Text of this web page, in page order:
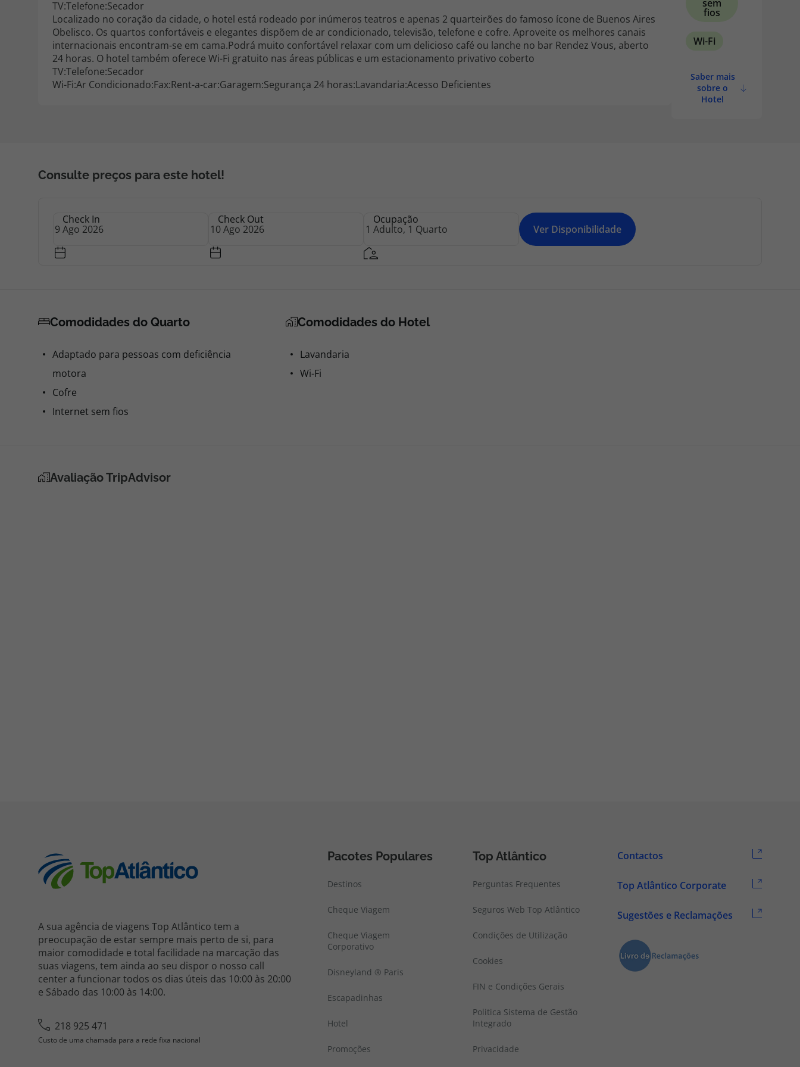
TV:Telefone:Secador
Localizado no coração da cidade, o hotel está rodeado por inúmeros teatros e apenas 2 quarteirões do famoso ícone de Buenos Aires
Obelisco. Os quartos confortáveis e elegantes dispõem de ar condicionado, televisão, telefone e cofre. Aproveite os melhores canais
internacionais encontram-se em cama.Podrá muito confortável relaxar com um delicioso café ou lanche no bar Rendez Vous, aberto
24 horas. O hotel também oferece Wi-Fi gratuito nas áreas públicas e um estacionamento privativo coberto
TV:Telefone:Secador
Wi-Fi:Ar Condicionado:Fax:Rent-a-car:Garagem:Segurança 24 horas:Lavandaria:Acesso Deficientes
sem
fios
Wi-Fi
Saber mais
sobre o
Hotel
Consulte preços para este hotel!
Check In Check Out Ocupação
Ver Disponibilidade
Comodidades do Quarto
Adaptado para pessoas com deficiência
motora
Cofre
Internet sem fios
Comodidades do Hotel
Lavandaria
Wi-Fi
Avaliação TripAdvisor
A sua agência de viagens Top Atlântico tem a
preocupação de estar sempre mais perto de si, para
maior comodidade e total facilidade na marcação das
suas viagens, tem ainda ao seu dispor o nosso call
center a funcionar todos os dias úteis das 10:00 às 20:00
e Sábado das 10:00 às 14:00.
218 925 471
Custo de uma chamada para a rede fixa nacional
Pacotes Populares
Destinos
Cheque Viagem
Cheque Viagem
Corporativo
Disneyland ® Paris
Escapadinhas
Hotel
Promoções
Top Atlântico
Perguntas Frequentes
Seguros Web Top Atlântico
Condições de Utilização
Cookies
FIN e Condições Gerais
Politica Sistema de Gestão
Integrado
Privacidade
Contactos
Top Atlântico Corporate
Sugestões e Reclamações